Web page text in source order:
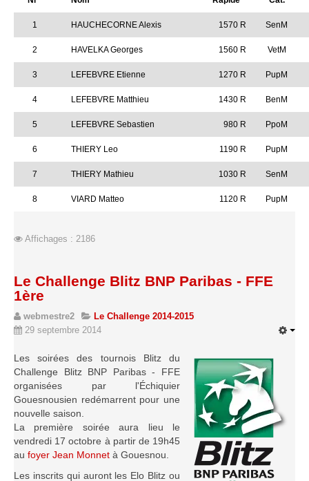
1 HAUCHECORNE Alexis 1570 R SenM
2 HAVELKA Georges 1560 R VetM
3 LEFEBVRE Etienne 1270 R PupM
4 LEFEBVRE Matthieu 1430 R BenM
5 LEFEBVRE Sebastien 980 R PpoM
6 THIERY Leo 1190 R PupM
7 THIERY Mathieu 1030 R SenM
8 VIARD Matteo 1120 R PupM
Affichages : 2186
Le Challenge Blitz BNP Paribas - FFE
1ère
webmestre2
Le Challenge 2014-2015
29 septembre 2014
Les soirées des tournois Blitz du
Challenge Blitz BNP Paribas - FFE
organisées par l'Échiquier
Gouesnousien redémarrent pour une
nouvelle saison.
La première soirée aura lieu le
vendredi 17 octobre à partir de 19h45
au foyer Jean Monnet à Gouesnou.
Les inscrits qui auront les Elo Blitz ou